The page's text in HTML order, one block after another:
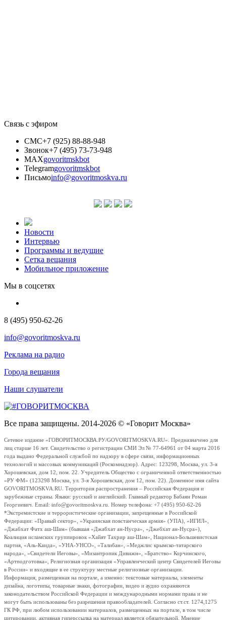
Связь с эфиром
СМС+7 (925) 88-88-948
Звонок+7 (495) 73-73-948
MAXgovoritmskbot
Telegramgovoritmskbot
Письмоinfo@govoritmoskva.ru
Новости
Интервью
Программы и ведущие
Сетка вещания
Мобильное приложение
Мы в соцсетях
8 (495) 950-62-26
info@govoritmoskva.ru
Реклама на радио
Города вещания
Наши слушатели
Все права защищены. 2014-2026 © «Говорит Москва»
Сетевое издание «ГОВОРИТМОСКВА.РУ/GOVORITMOSKVA.RU». Предназначено для
лиц старше 16 лет. Свидетельство о регистрации СМИ Эл № 77-64961 от 04 марта 2016
года выдано Федеральной службой по надзору в сфере связи, информационных
технологий и массовых коммуникаций (Роскомнадзор). Адрес: 123298, Москва, ул. 3-я
Хорошевская, дом 12, пом. 22. Учредитель Общество с ограниченной ответственностью
«РУ ФМ» (123298 Москва, ул. 3-я Хорошевская, дом 12, пом. 22). Доменное имя сайта
GOVORITMOSKVA.RU. Территория распространения – Российская Федерация и
зарубежные страны. Языки: русский и английский. Главный редактор Бабаян Роман
Георгиевич. Email: info@govoritmoskva.ru. Номер телефона: +7 (495) 950-62-26
*Экстремистские и террористические организации, запрещенные в Российской
Федерации: «Правый сектор», «Украинская повстанческая армия» (УПА), «ИГИЛ»,
«Джабхат Фатх аш-Шам» (бывшая «Джабхат ан-Нусра», «Джебхат ан-Нусра»),
Коалиция исламских группировок «Хайят Тахрир аш-Шам», Национал-Большевистская
партия, «Аль-Каида», «УНА-УНСО», «Талибан», «Меджлис крымско-татарского
народа», «Свидетели Иеговы», «Мизантропик Дивижн», «Братство» Корчинского,
«Артподготовка», Религиозная организация «Управленческий центр Свидетелей Иеговы
в России» и входящие в ее структуру местные религиозные организации.
Информация, размещенная на портале, а именно: текстовые материалы, элементы
дизайна, логотипы, товарные знаки, фотографии, видео и аудио охраняются
законодательством Российской Федерации и международными нормами права и не
могут быть использованы без разрешения правообладателей. Согласно ст.ст. 1274,1275
ГК РФ, при любом использовании материалов, размещенных на портале, в том числе
цитировании, активная гиперссылка на материал является обязательной. Мнение